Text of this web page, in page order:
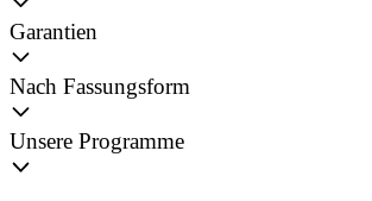
Garantien
Nach Fassungsform
Unsere Programme